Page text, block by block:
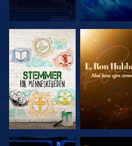
UDFORSK
SERIEN
UDFORSK
SERIEN